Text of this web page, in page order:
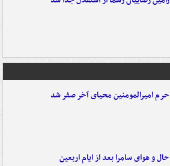
حرم امیرالمومنین محیای آخر صفر شد
حال و هوای سامرا بعد از ایام اربعین